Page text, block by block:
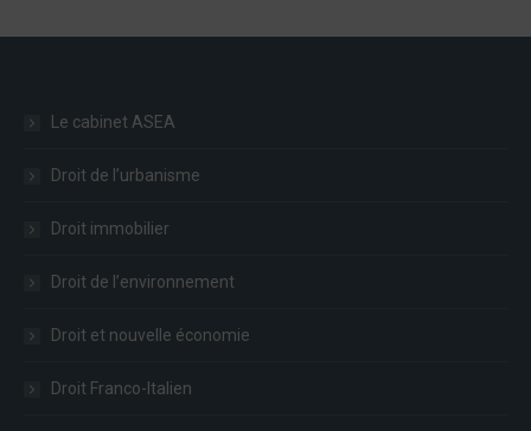
Le cabinet ASEA
Droit de l’urbanisme
Droit immobilier
Droit de l’environnement
Droit et nouvelle économie
Droit Franco-Italien